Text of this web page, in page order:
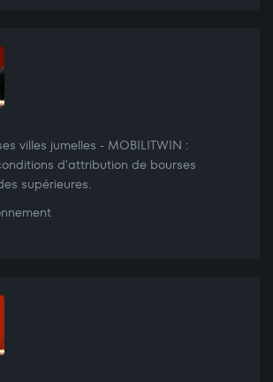
villes jumelles - MOBILITWIN :
d'attribution de bourses
supérieures.